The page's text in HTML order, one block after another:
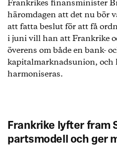
Frankrikes finansminister
häromdagen att det nu bör
att fatta beslut för att få
i juni vill han att Frankrike
överens om både en bank-
kapitalmarknadsunion, och
harmoniseras.
Frankrike lyfter fram
partsmodell och ger